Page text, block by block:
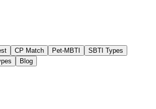
CP Match Pet-MBTI
SBTI Types
Blog